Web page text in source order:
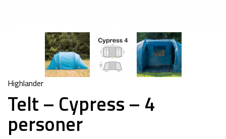
Highlander
Telt – Cypress – 4
personer